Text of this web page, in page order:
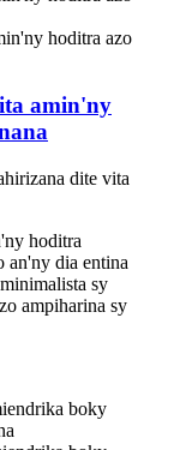
amin'ny
dite vita
hoditra
an'ny dia entina
sy
ampiharina sy